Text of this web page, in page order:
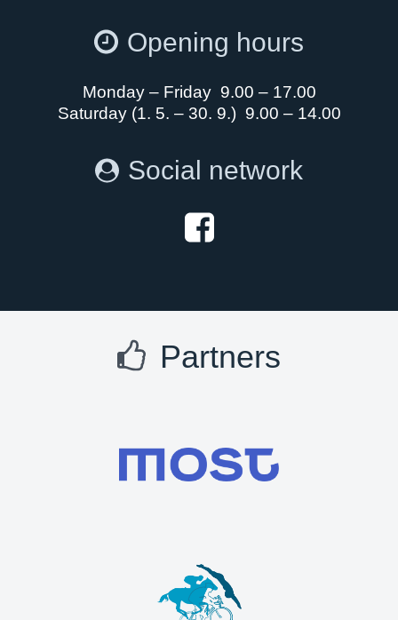
Opening hours
Monday – Friday 9.00 – 17.00
Saturday (1. 5. – 30. 9.) 9.00 – 14.00
Social network
Partners